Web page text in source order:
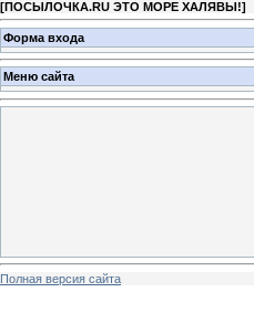
[ПОСЫЛОЧКА.RU ЭТО МОРЕ ХАЛЯВЫ!]
Форма входа
Меню сайта
Полная версия сайта